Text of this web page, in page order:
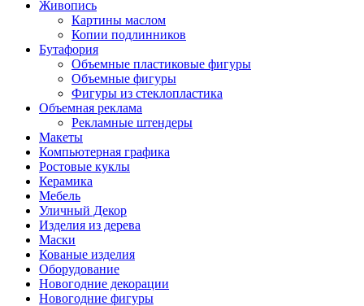
Живопись
Картины маслом
Копии подлинников
Бутафория
Объемные пластиковые фигуры
Объемные фигуры
Фигуры из стеклопластика
Объемная реклама
Рекламные штендеры
Макеты
Компьютерная графика
Ростовые куклы
Керамика
Мебель
Уличный Декор
Изделия из дерева
Маски
Кованые изделия
Оборудование
Новогодние декорации
Новогодние фигуры